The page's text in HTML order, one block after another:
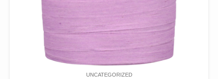
UNCATEGORIZED